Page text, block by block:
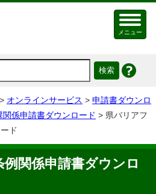
メニュー
> オンラインサービス > 申請書ダウンロ
関係申請書ダウンロード > 県バリアフ
ド
関係申請書ダウンロ